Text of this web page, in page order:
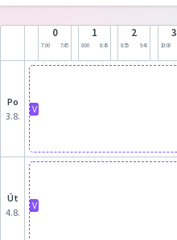
0
7:00 7:45
1
8:00 8:45
2
8:55 9:40
3
10:00
po
3.8.
V
út
4.8.
V